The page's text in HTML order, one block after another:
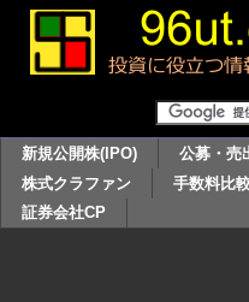
新規公開株(IPO) 公募・売
株式クラファン
手数料比
証券会社CP